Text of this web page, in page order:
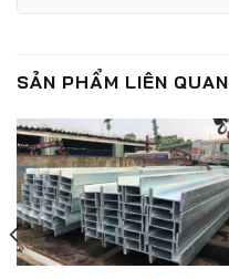
SẢN PHẨM LIÊN QUAN